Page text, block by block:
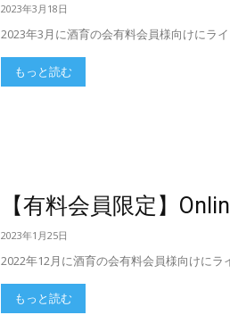
2023年3月18日
2023年3月に酒育の会有料会員様向けにラ
もっと読む
【有料会員限定】
2023年1月25日
2022年12月に酒育の会有料会員様向けにラ
もっと読む